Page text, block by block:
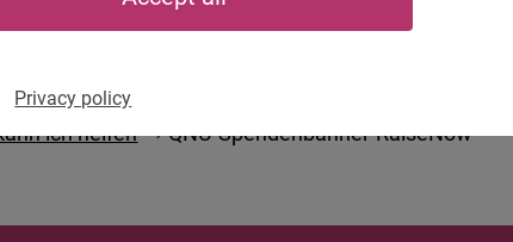
Privacy policy
the situation?
we
ich helfen QNU-Spendenbanner-RaiseNow